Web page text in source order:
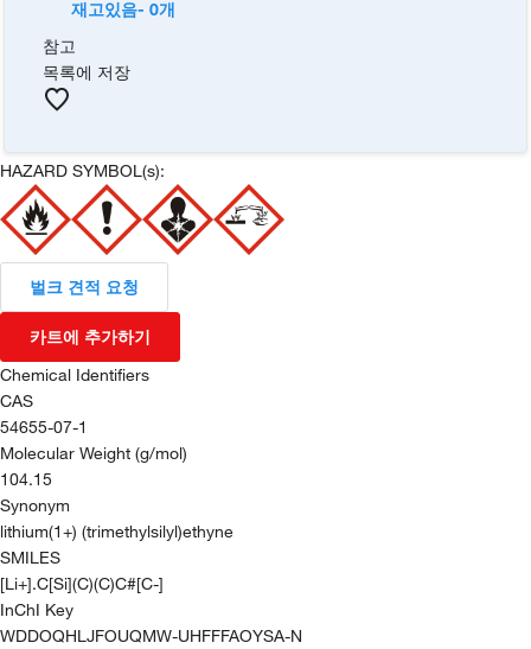
재고있음- 0개
참고
목록에 저장
HAZARD SYMBOL(s):
벌크 견적 요청
카트에 추가하기
Chemical Identifiers
CAS
54655-07-1
Molecular Weight (g/mol)
104.15
Synonym
lithium(1+) (trimethylsilyl)ethyne
SMILES
[Li+].C[Si](C)(C)C#[C-]
InChI Key
WDDOQHLJFOUQMW-UHFFFAOYSA-N